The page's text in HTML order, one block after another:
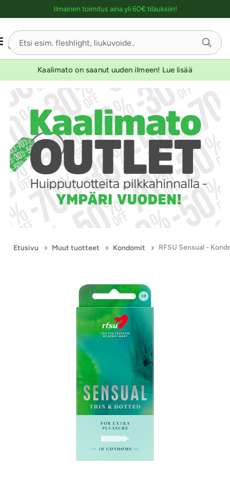
Ilmainen toimitus aina yli 60€ tilauksiin!
Kaalimato on saanut uuden ilmeen! Lue lisää
Etusivu Muut tuotteet Kondomit RFSU Sensual -